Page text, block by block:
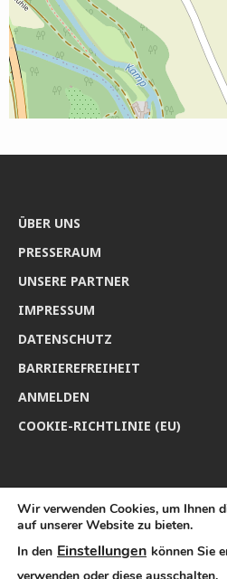
ÜBER UNS
PRES­SE­RAUM
UNSE­RE PARTNER
IMPRES­SUM
DATEN­SCHUTZ
BAR­RIE­RE­FREI­HEIT
ANMEL­DEN
COO­KIE-RICH­T­­LI­­NIE (EU)
Wir verwenden Cookies, um Ihnen
auf unserer Website zu bieten.
In den Einstellungen können Sie